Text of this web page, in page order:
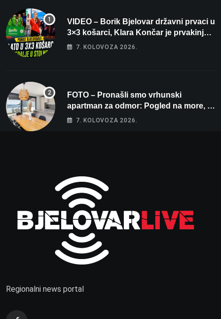
VIDEO – Borik Bjelovar državni prvaci u
3×3 košarci, Klara Končar je prvakinja
Hrvatske u stolnom tenisu!
7. KOLOVOZA 2026.
FOTO – Pronašli smo vrhunski
apartman za odmor: Pogled na more, tri
spavaće sobe i terasa koja osvaja
7. KOLOVOZA 2026.
Regionalni news portal